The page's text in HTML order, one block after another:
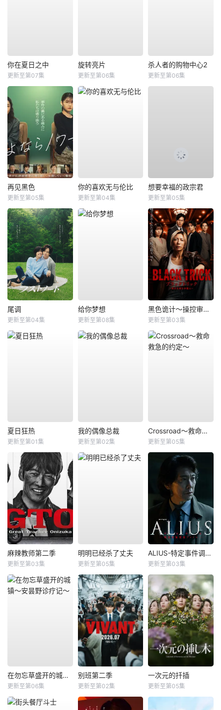
你在夏日之中
更新至第07集
旋转亮片
更新至第06集
杀人者的购物中心2
更新至第06集
再见黑色
更新至第05集
你的喜欢无与伦比
更新至第04集
想要幸福的政宗君
更新至第05集
尾调
更新至第04集
给你梦想
更新至第08集
黑色诡计～操控审判的辩护人
更新至第03集
夏日狂热
更新至第01集
我的偶像总裁
更新至第02集
Crossroad～救命救急的约定～
更新至第05集
麻辣教师第二季
更新至第03集
明明已经杀了丈夫
更新至第05集
ALIUS-特定事件调查档案-
更新至第03集
在勿忘草盛开的城镇～安昙野诊疗记～
更新至第06集
别班第二季
更新至第02集
一次元的扦插
更新至第05集